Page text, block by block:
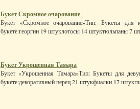
Букет Скромное очарование
Букет «Скромное очарование»Тип: Букеты для
букете:георгин 19 штуклотосы 14 штуктюльпаны 7
Букет Укрощенная Тамара
Букет «Укрощенная Тамара»Тип: Букеты для
букете:декоративный перец 21 штукфиалки 17